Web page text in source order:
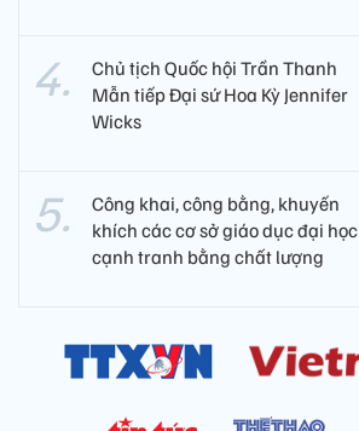
Chủ tịch Quốc hội Trần Thanh
Mẫn tiếp Đại sứ Hoa Kỳ Jennifer
Wicks
Công khai, công bằng, khuyến
khích các cơ sở giáo dục đại học
cạnh tranh bằng chất lượng​